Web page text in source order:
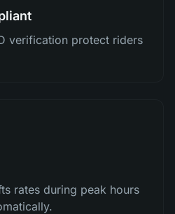
verification protect riders
rates during peak hours